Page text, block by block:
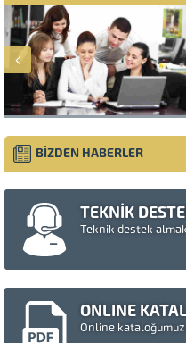
BİZDEN HABERLER
TEKNİK
Teknik destek
ONLINE
OnlineMüşteri